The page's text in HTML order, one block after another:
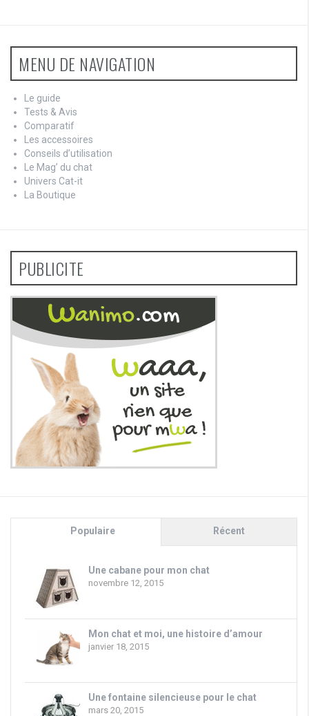
MENU DE NAVIGATION
Le guide
Tests & Avis
Comparatif
Les accessoires
Conseils d’utilisation
Le Mag’ du chat
Univers Cat-it
La Boutique
PUBLICITE
Populaire Récent
Une cabane pour mon chat
novembre 12, 2015
Mon chat et moi, une histoire d’amour
janvier 18, 2015
Une fontaine silencieuse pour le chat
mars 20, 2015